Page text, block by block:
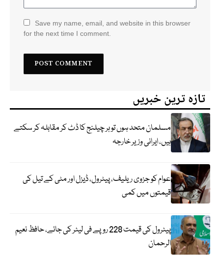
Save my name, email, and website in this browser
for the next time I comment.
تازہ ترین خبریں
مسلمان متحد ہوں تو ہر چیلنج کا ڈٹ کر مقابلہ کر سکتے
ہیں، ایرانی وزیر خارجہ
عوام کو جزوی ریلیف، پیٹرول، ڈیزل اور مٹی کے تیل کی
قیمتوں میں کمی
پیٹرول کی قیمت 228 روپے فی لیٹر کی جائے، حافظ نعیم
الرحمان